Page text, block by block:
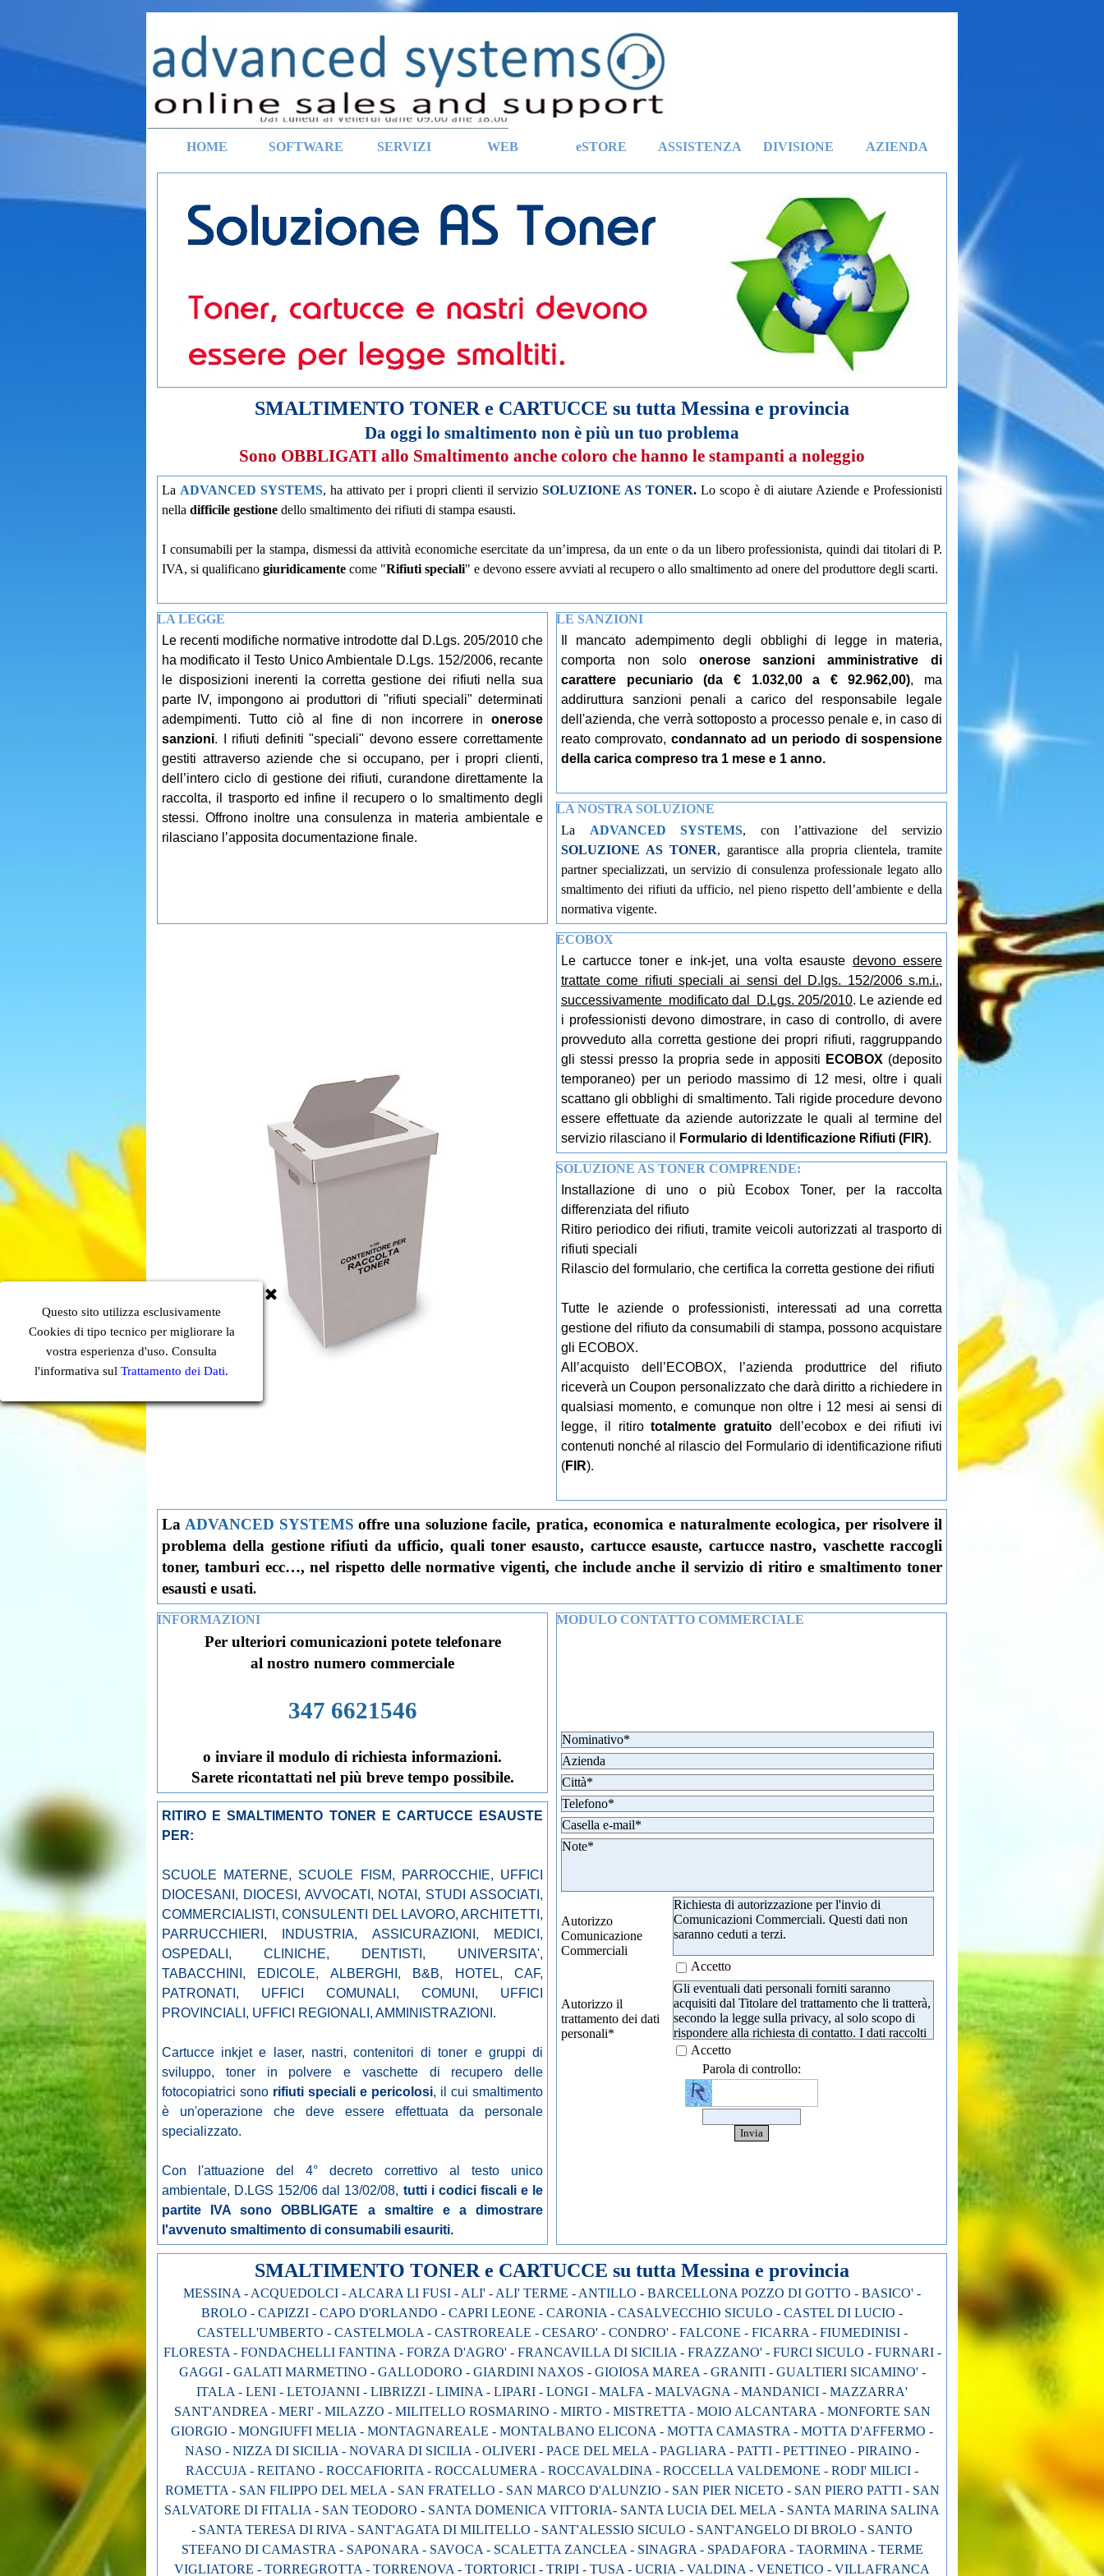
Questo sito utilizza esclusivamente
Cookies di tipo tecnico per migliorare la
vostra esperienza d'uso. Consulta
l'informativa sul Trattamento dei Dati.
Salta menù
HOME SOFTWARE SERVIZI ▼
WEB ▼
eSTORE ASSISTENZA ▼
DIVISIONE ▼
AZIENDA
SMALTIMENTO TONER e CARTUCCE su tutta Messina e provincia
Da oggi lo smaltimento non è più un tuo problema
Sono OBBLIGATI allo Smaltimento anche coloro che hanno le stampanti a noleggio
La ADVANCED SYSTEMS, ha attivato per i propri clienti il servizio SOLUZIONE AS TONER. Lo scopo è di aiutare Aziende e Professionisti
nella difficile gestione dello smaltimento dei rifiuti di stampa esausti.
I consumabili per la stampa, dismessi da attività economiche esercitate da un’impresa, da un ente o da un libero professionista, quindi dai titolari di P.
IVA, si qualificano giuridicamente come "Rifiuti speciali" e devono essere avviati al recupero o allo smaltimento ad onere del produttore degli scarti.
LA LEGGE
Le recenti modifiche normative introdotte dal D.Lgs. 205/2010 che
ha modificato il Testo Unico Ambientale D.Lgs. 152/2006, recante
le disposizioni inerenti la corretta gestione dei rifiuti nella sua
parte IV, impongono ai produttori di "rifiuti speciali" determinati
adempimenti. Tutto ciò al fine di non incorrere in onerose
sanzioni. I rifiuti definiti "speciali" devono essere correttamente
gestiti attraverso aziende che si occupano, per i propri clienti,
dell’intero ciclo di gestione dei rifiuti, curandone direttamente la
raccolta, il trasporto ed infine il recupero o lo smaltimento degli
stessi. Offrono inoltre una consulenza in materia ambientale e
rilasciano l’apposita documentazione finale.
LE SANZIONI
Il mancato adempimento degli obblighi di legge in materia,
comporta non solo onerose sanzioni amministrative di
carattere pecuniario (da € 1.032,00 a € 92.962,00), ma
addiruttura sanzioni penali a carico del responsabile legale
dell'azienda, che verrà sottoposto a processo penale e, in caso di
reato comprovato, condannato ad un periodo di sospensione
della carica compreso tra 1 mese e 1 anno.
LA NOSTRA SOLUZIONE
La ADVANCED SYSTEMS,con l’attivazione del servizio
SOLUZIONE AS TONER, garantisce alla propria clientela, tramite
partner specializzati, un servizio di consulenza professionale legato allo
smaltimento dei rifiuti da ufficio, nel pieno rispetto dell’ambiente e della
normativa vigente.
ECOBOX
Le cartucce toner e ink-jet, una volta esauste devono essere
trattate come rifiuti speciali ai sensi del D.lgs. 152/2006 s.m.i.,
successivamente modificato dal D.Lgs. 205/2010. Le aziende ed
i professionisti devono dimostrare, in caso di controllo, di avere
provveduto alla corretta gestione dei propri rifiuti, raggruppando
gli stessi presso la propria sede in appositi ECOBOX (deposito
temporaneo) per un periodo massimo di 12 mesi, oltre i quali
scattano gli obblighi di smaltimento. Tali rigide procedure devono
essere effettuate da aziende autorizzate le quali al termine del
servizio rilasciano il
Formulario di Identificazione Rifiuti (FIR).
SOLUZIONE AS TONER COMPRENDE:
Installazione di uno o più Ecobox Toner, per la raccolta
differenziata del rifiuto
Ritiro periodico dei rifiuti, tramite veicoli autorizzati al trasporto di
rifiuti speciali
Rilascio del formulario, che certifica la corretta gestione dei rifiuti
Tutte le aziende o professionisti, interessati ad una corretta
gestione del rifiuto da consumabili di stampa, possono acquistare
gli ECOBOX.
All’acquisto dell’ECOBOX, l’azienda produttrice del rifiuto
riceverà un Coupon personalizzato che darà diritto a richiedere in
qualsiasi momento, e comunque non oltre i 12 mesi ai sensi di
legge, il ritirototalmente gratuito dell’ecobox e dei rifiuti ivi
contenuti nonché al rilascio del Formulario di identificazione rifiuti
(FIR).
La ADVANCED SYSTEMS offre una soluzione facile, pratica, economica e naturalmente ecologica, per risolvere il
problema della gestione rifiuti da ufficio, quali toner esausto, cartucce esauste, cartucce nastro, vaschette raccogli
toner, tamburi ecc…, nel rispetto delle normative vigenti, che include anche il servizio di ritiro e smaltimento toner
esausti e usati.
INFORMAZIONI
Per ulteriori comunicazioni potete telefonare
al nostro numero commerciale
347 6621546
o inviare il modulo di richiesta informazioni.
Sarete ricontattati nel più breve tempo possibile.
RITIRO E SMALTIMENTO TONER E CARTUCCE ESAUSTE
PER:
SCUOLE MATERNE, SCUOLE FISM, PARROCCHIE, UFFICI
DIOCESANI, DIOCESI, AVVOCATI, NOTAI, STUDI ASSOCIATI,
COMMERCIALISTI, CONSULENTI DEL LAVORO, ARCHITETTI,
PARRUCCHIERI, INDUSTRIA, ASSICURAZIONI, MEDICI,
OSPEDALI, CLINICHE, DENTISTI, UNIVERSITA',
TABACCHINI, EDICOLE, ALBERGHI, B&B, HOTEL, CAF,
PATRONATI, UFFICI COMUNALI, COMUNI, UFFICI
PROVINCIALI, UFFICI REGIONALI, AMMINISTRAZIONI.
Cartucce inkjet e laser, nastri, contenitori di toner e gruppi di
sviluppo, toner in polvere e vaschette di recupero delle
fotocopiatrici sono rifiuti speciali e pericolosi, il cui smaltimento
è un'operazione che deve essere effettuata da personale
specializzato.
Con l'attuazione del 4° decreto correttivo al testo unico
ambientale, D.LGS 152/06 dal 13/02/08, tutti i codici fiscali e le
partite IVA sono OBBLIGATE a smaltire e a dimostrare
l'avvenuto smaltimento di consumabili esauriti.
MODULO CONTATTO COMMERCIALE
Autorizzo
Comunicazione
Commerciali
Richiesta di autorizzazione per l'invio di
Comunicazioni Commerciali. Questi dati non
saranno ceduti a terzi.
Accetto
Autorizzo il
trattamento dei dati
personali*
Gli eventuali dati personali forniti saranno
acquisiti dal Titolare del trattamento che li tratterà,
secondo la legge sulla privacy, al solo scopo di
rispondere alla richiesta di contatto. I dati raccolti
non saranno mai ceduti a terzi. La cancellazione
potrà essere richiesta in ogni momento inviando
una comunicazione come previsto nel documento
della privacy (secondo GDPR).
Accetto
Parola di controllo:
SMALTIMENTO TONER e CARTUCCE su tutta Messina e provincia
MESSINA - ACQUEDOLCI - ALCARA LI FUSI - ALI' - ALI' TERME - ANTILLO - BARCELLONA POZZO DI GOTTO - BASICO' -
BROLO - CAPIZZI - CAPO D'ORLANDO - CAPRI LEONE - CARONIA - CASALVECCHIO SICULO - CASTEL DI LUCIO -
CASTELL'UMBERTO - CASTELMOLA - CASTROREALE - CESARO' - CONDRO' - FALCONE - FICARRA - FIUMEDINISI -
FLORESTA - FONDACHELLI FANTINA - FORZA D'AGRO' - FRANCAVILLA DI SICILIA - FRAZZANO' - FURCI SICULO - FURNARI -
GAGGI - GALATI MARMETINO - GALLODORO - GIARDINI NAXOS - GIOIOSA MAREA - GRANITI - GUALTIERI SICAMINO' -
ITALA - LENI - LETOJANNI - LIBRIZZI - LIMINA - LIPARI - LONGI - MALFA - MALVAGNA - MANDANICI - MAZZARRA'
SANT'ANDREA - MERI' - MILAZZO - MILITELLO ROSMARINO - MIRTO - MISTRETTA - MOIO ALCANTARA - MONFORTE SAN
GIORGIO - MONGIUFFI MELIA - MONTAGNAREALE - MONTALBANO ELICONA - MOTTA CAMASTRA - MOTTA D'AFFERMO -
NASO - NIZZA DI SICILIA - NOVARA DI SICILIA - OLIVERI - PACE DEL MELA - PAGLIARA - PATTI - PETTINEO - PIRAINO -
RACCUJA - REITANO - ROCCAFIORITA - ROCCALUMERA - ROCCAVALDINA - ROCCELLA VALDEMONE - RODI' MILICI -
ROMETTA - SAN FILIPPO DEL MELA - SAN FRATELLO - SAN MARCO D'ALUNZIO - SAN PIER NICETO - SAN PIERO PATTI - SAN
SALVATORE DI FITALIA - SAN TEODORO - SANTA DOMENICA VITTORIA- SANTA LUCIA DEL MELA - SANTA MARINA SALINA
- SANTA TERESA DI RIVA - SANT'AGATA DI MILITELLO - SANT'ALESSIO SICULO - SANT'ANGELO DI BROLO - SANTO
STEFANO DI CAMASTRA - SAPONARA - SAVOCA - SCALETTA ZANCLEA - SINAGRA - SPADAFORA - TAORMINA - TERME
VIGLIATORE - TORREGROTTA - TORRENOVA - TORTORICI - TRIPI - TUSA - UCRIA - VALDINA - VENETICO - VILLAFRANCA